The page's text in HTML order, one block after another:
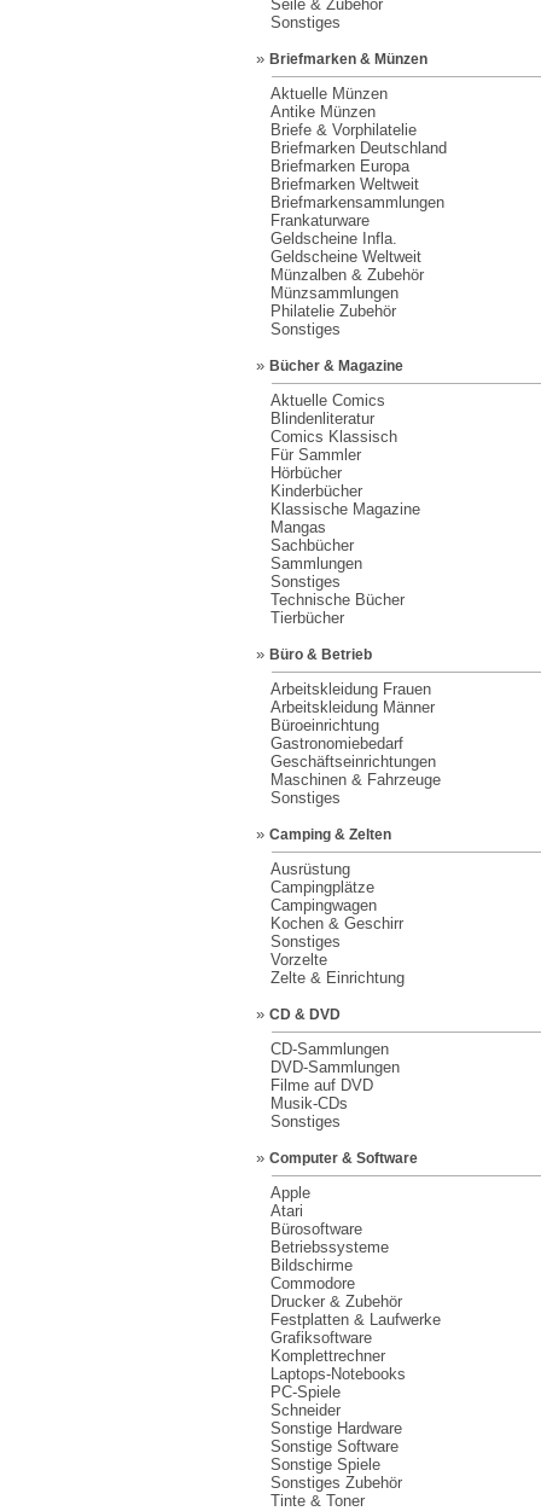
Seile & Zubehör
Sonstiges
» Briefmarken & Münzen
Aktuelle Münzen
Antike Münzen
Briefe & Vorphilatelie
Briefmarken Deutschland
Briefmarken Europa
Briefmarken Weltweit
Briefmarkensammlungen
Frankaturware
Geldscheine Infla.
Geldscheine Weltweit
Münzalben & Zubehör
Münzsammlungen
Philatelie Zubehör
Sonstiges
» Bücher & Magazine
Aktuelle Comics
Blindenliteratur
Comics Klassisch
Für Sammler
Hörbücher
Kinderbücher
Klassische Magazine
Mangas
Sachbücher
Sammlungen
Sonstiges
Technische Bücher
Tierbücher
» Büro & Betrieb
Arbeitskleidung Frauen
Arbeitskleidung Männer
Büroeinrichtung
Gastronomiebedarf
Geschäftseinrichtungen
Maschinen & Fahrzeuge
Sonstiges
» Camping & Zelten
Ausrüstung
Campingplätze
Campingwagen
Kochen & Geschirr
Sonstiges
Vorzelte
Zelte & Einrichtung
» CD & DVD
CD-Sammlungen
DVD-Sammlungen
Filme auf DVD
Musik-CDs
Sonstiges
» Computer & Software
Apple
Atari
Bürosoftware
Betriebssysteme
Bildschirme
Commodore
Drucker & Zubehör
Festplatten & Laufwerke
Grafiksoftware
Komplettrechner
Laptops-Notebooks
PC-Spiele
Schneider
Sonstige Hardware
Sonstige Software
Sonstige Spiele
Sonstiges Zubehör
Tinte & Toner